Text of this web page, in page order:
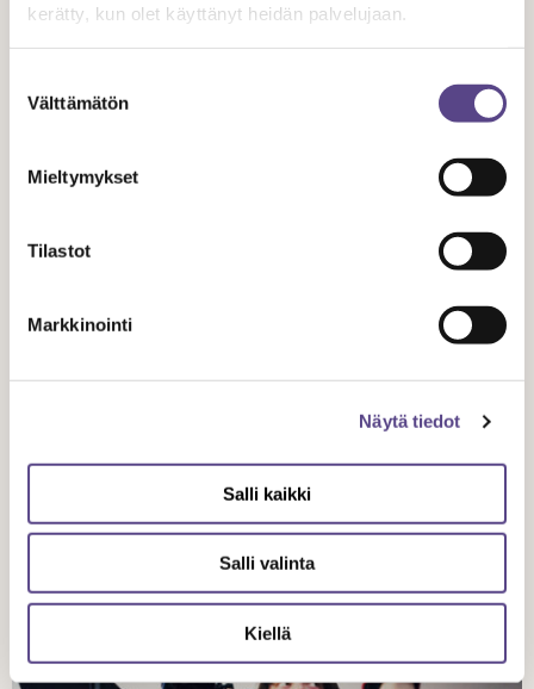
kerätty, kun olet käyttänyt heidän palvelujaan.
valinta
Välttämätön
Mieltymykset
Tilastot
Markkinointi
Näytä tiedot
Salli kaikki
Salli valinta
Kiellä
LAUSUNNOT
Teme jäsenmäärä kasvaa ja ylitti 5000